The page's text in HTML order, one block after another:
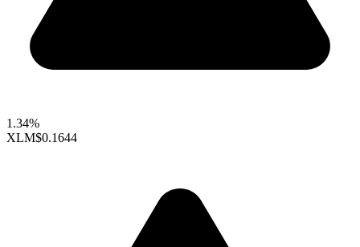
1.34%
XLM$0.1644